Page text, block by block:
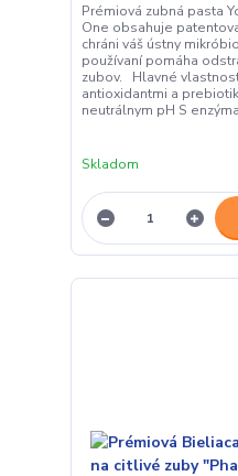
Prémiová zubná pasta
One obsahuje
chráni váš ústny
používaní pomáha
zubov. Hlavné
antioxidantmi a
neutrálnym pH S
Skladom